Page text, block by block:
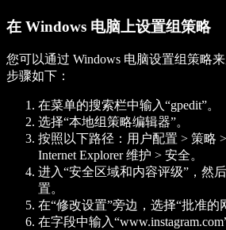
在 Windows 电脑上设置组策略
您可以通过 Windows 电脑设置组策略
步骤如下：
在菜单的搜索栏中输入“gpedit”。
选择“本地组策略编辑器”。
按照以下路径：用户配置 > 策略
Internet Explorer 维护 > 安全。
进入“安全区域和内容评级”，然
置。
在“修改设置”旁边，选择“批准的
在字段中输入“www.instagram.com”